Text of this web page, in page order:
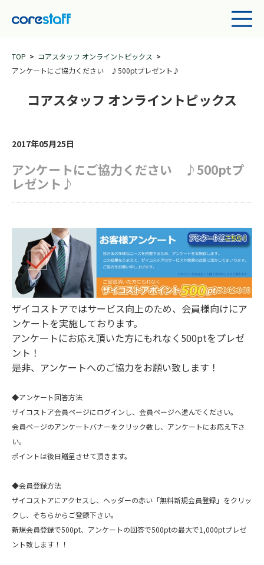
TOP
コアスタッフ オンライントピックス
アンケートにご協力ください ♪500ptプレゼント♪
コアスタッフ オンライントピックス
2017年05月25日
アンケートにご協力ください ♪500ptプ
レゼント♪
ザイコストアではサービス向上のため、会員様向けにア
ンケートを実施しております。
アンケートにお応え頂いた方にもれなく500ptをプレゼ
ント！
是非、アンケートへのご協力をお願い致します！
◆アンケート回答方法
ザイコストア会員ページにログインし、会員ページへ進んでください。
会員ページのアンケートバナーをクリック数し、アンケートにお応え下さ
い。
ポイントは後日贈呈させて頂きます。
◆会員登録方法
ザイコストアにアクセスし、ヘッダーの赤い「無料新規会員登録」をクリッ
クし、そちらからご登録下さい。
新規会員登録で500pt、アンケートの回答で500ptの最大で1,000ptプレゼ
ント致します！！